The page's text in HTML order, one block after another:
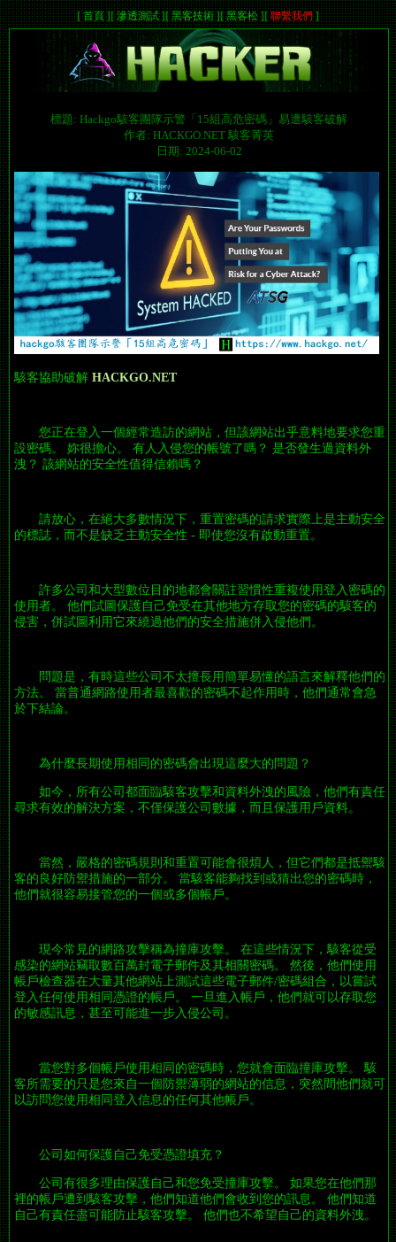
[ 首頁 ] [ 滲透測試 ][ 黑客技術 ][ 黑客松 ] [ 聯繫我們 ]
標題: Hackgo駭客團隊示警「15組高危密碼」易遭駭客破解
作者: HACKGO.NET 駭客菁英
日期: 2024-06-02
駭客協助破解 HACKGO.NET
您正在登入一個經常造訪的網站，但該網站出乎意料地要求您重
設密碼。 妳很擔心。 有人入侵您的帳號了嗎？ 是否發生過資料外
洩？ 該網站的安全性值得信賴嗎？
請放心，在絕大多數情況下，重置密碼的請求實際上是主動安全
的標誌，而不是缺乏主動安全性 - 即使您沒有啟動重置。
許多公司和大型數位目的地都會關註習慣性重複使用登入密碼的
使用者。 他們試圖保護自己免受在其他地方存取您的密碼的駭客的
侵害，併試圖利用它來繞過他們的安全措施併入侵他們。
問題是，有時這些公司不太擅長用簡單易懂的語言來解釋他們的
方法。 當普通網路使用者最喜歡的密碼不起作用時，他們通常會急
於下結論。
為什麼長期使用相同的密碼會出現這麼大的問題？
如今，所有公司都面臨駭客攻擊和資料外洩的風險，他們有責任
尋求有效的解決方案，不僅保護公司數據，而且保護用戶資料。
當然，嚴格的密碼規則和重置可能會很煩人，但它們都是抵禦駭
客的良好防禦措施的一部分。 當駭客能夠找到或猜出您的密碼時，
他們就很容易接管您的一個或多個帳戶。
現今常見的網路攻擊稱為撞庫攻擊。 在這些情況下，駭客從受
感染的網站竊取數百萬封電子郵件及其相關密碼。 然後，他們使用
帳戶檢查器在大量其他網站上測試這些電子郵件/密碼組合，以嘗試
登入任何使用相同憑證的帳戶。 一旦進入帳戶，他們就可以存取您
的敏感訊息，甚至可能進一步入侵公司。
當您對多個帳戶使用相同的密碼時，您就會面臨撞庫攻擊。 駭
客所需要的只是您來自一個防禦薄弱的網站的信息，突然間他們就可
以訪問您使用相同登入信息的任何其他帳戶。
公司如何保護自己免受憑證填充？
公司有很多理由保護自己和您免受撞庫攻擊。 如果您在他們那
裡的帳戶遭到駭客攻擊，他們知道他們會收到您的訊息。 他們知道
自己有責任盡可能防止駭客攻擊。 他們也不希望自己的資料外洩。